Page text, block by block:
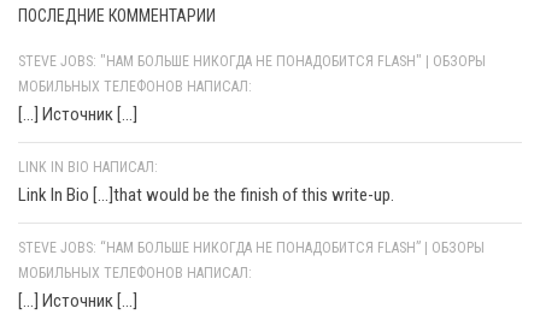
ПОСЛЕДНИЕ КОММЕНТАРИИ
STEVE JOBS: "НАМ БОЛЬШЕ НИКОГДА НЕ ПОНАДОБИТСЯ FLASH" | ОБЗОРЫ
МОБИЛЬНЫХ ТЕЛЕФОНОВ НАПИСАЛ:
[…] Источник […]
LINK IN BIO НАПИСАЛ:
Link In Bio [...]that would be the finish of this write-up.
STEVE JOBS: “НАМ БОЛЬШЕ НИКОГДА НЕ ПОНАДОБИТСЯ FLASH” | ОБЗОРЫ
МОБИЛЬНЫХ ТЕЛЕФОНОВ НАПИСАЛ:
[…] Источник […]